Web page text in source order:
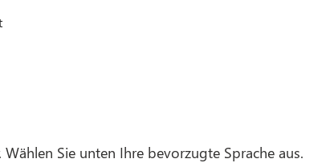
Sie unten Ihre bevorzugte Sprache aus.